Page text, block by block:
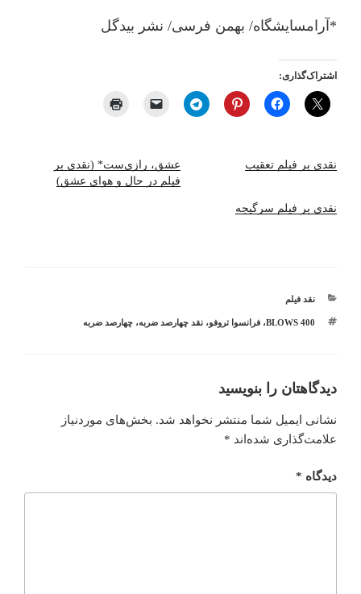
*آراﻣﺴﺎﯾﺸﮕﺎه/ ﺑﻬﻤﻦ ﻓﺮﺳﯽ/ ﻧﺸﺮ ﺑﯿﺪﮔﻞ
اشتراک‌گذاری:
نقدی بر فیلم تعقیب
عشق، رازی‌ست* (نقدی بر
فیلم در حال و هوای عشق)
نقدی بر فیلم سرگیجه
دسته‌ها
نقد فیلم
برچسب‌ها
400 BLOWS ،فرانسوا تروفو،نقد چهارصد ضربه،چهارصد ضربه
دیدگاهتان را بنویسید
نشانی ایمیل شما منتشر نخواهد شد. بخش‌های موردنیاز
علامت‌گذاری شده‌اند *
دیدگاه *